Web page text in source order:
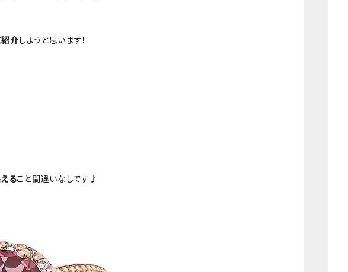
介しようと思います！
ること間違いなしです♪